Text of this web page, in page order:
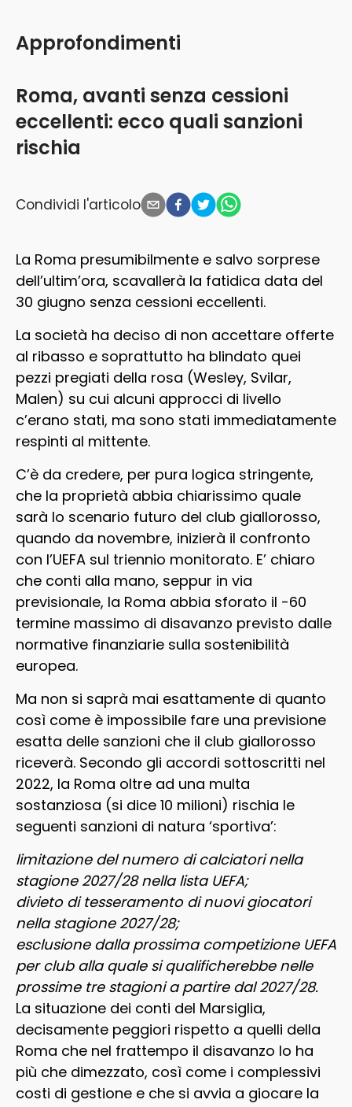
Roma, avanti senza cessioni
eccellenti: ecco quali sanzioni
rischia
Approfondimenti
Condividi l'articolo
La Roma presumibilmente e salvo sorprese
dell’ultim’ora, scavallerà la fatidica data del
30 giugno senza cessioni eccellenti.
La società ha deciso di non accettare offerte
al ribasso e soprattutto ha blindato quei
pezzi pregiati della rosa (Wesley, Svilar,
Malen) su cui alcuni approcci di livello
c’erano stati, ma sono stati immediatamente
respinti al mittente.
C’è da credere, per pura logica stringente,
che la proprietà abbia chiarissimo quale
sarà lo scenario futuro del club giallorosso,
quando da novembre, inizierà il confronto
con l’UEFA sul triennio monitorato. E’ chiaro
che conti alla mano, seppur in via
previsionale, la Roma abbia sforato il -60
termine massimo di disavanzo previsto dalle
normative finanziarie sulla sostenibilità
europea.
Ma non si saprà mai esattamente di quanto
così come è impossibile fare una previsione
esatta delle sanzioni che il club giallorosso
riceverà. Secondo gli accordi sottoscritti nel
2022, la Roma oltre ad una multa
sostanziosa (si dice 10 milioni) rischia le
seguenti sanzioni di natura ‘sportiva’:
limitazione del numero di calciatori nella
stagione 2027/28 nella lista UEFA;
divieto di tesseramento di nuovi giocatori
nella stagione 2027/28;
esclusione dalla prossima competizione UEFA
per club alla quale si qualificherebbe nelle
prossime tre stagioni a partire dal 2027/28.
La situazione dei conti del Marsiglia,
decisamente peggiori rispetto a quelli della
Roma che nel frattempo il disavanzo lo ha
più che dimezzato, così come i complessivi
costi di gestione e che si avvia a giocare la